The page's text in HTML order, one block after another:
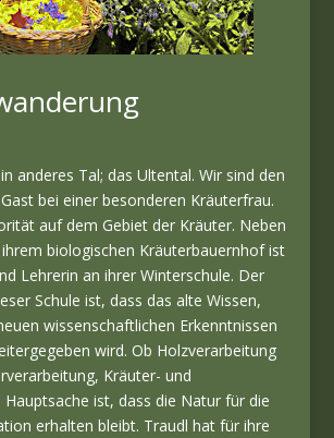
anderes Tal; das Ultental. Wir sind den
bei einer besonderen Kräuterfrau.
auf dem Gebiet der Kräuter. Neben
biologischen Kräuterbauernhof ist
Lehrerin an ihrer Winterschule. Der
Schule ist, dass das alte Wissen,
wissenschaftlichen Erkenntnissen
wird. Ob Holzverarbeitung
Kräuter- und
ist, dass die Natur für die
erhalten bleibt. Traudl hat für ihre